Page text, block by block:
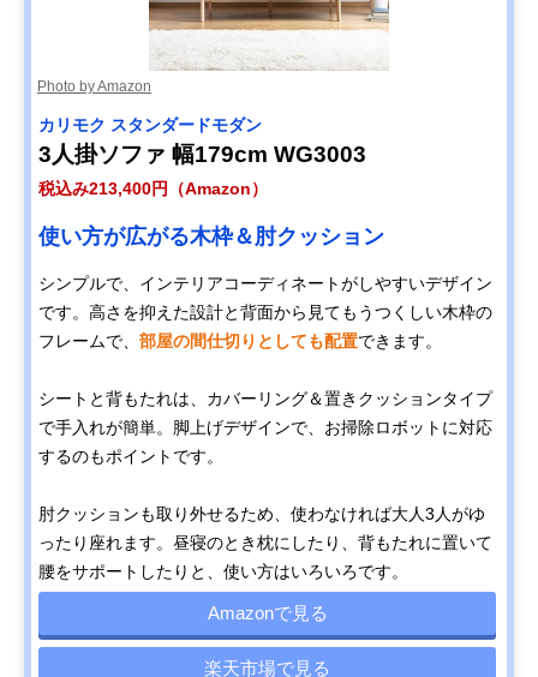
Photo by Amazon
カリモク スタンダードモダン
3人掛ソファ 幅179cm WG3003
税込み213,400円（Amazon）
使い方が広がる木枠＆肘クッション
シンプルで、インテリアコーディネートがしやすいデザイン
です。高さを抑えた設計と背面から見てもうつくしい木枠の
フレームで、 部屋の間仕切りとしても配置できます。
シートと背もたれは、カバーリング＆置きクッションタイプ
で手入れが簡単。脚上げデザインで、お掃除ロボットに対応
するのもポイントです。
肘クッションも取り外せるため、使わなければ大人3人がゆ
ったり座れます。昼寝のとき枕にしたり、背もたれに置いて
腰をサポートしたりと、使い方はいろいろです。
Amazonで見る
楽天市場で見る